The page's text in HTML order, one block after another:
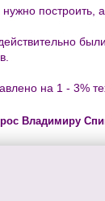
построить,
на 1 - 3%
Владимиру